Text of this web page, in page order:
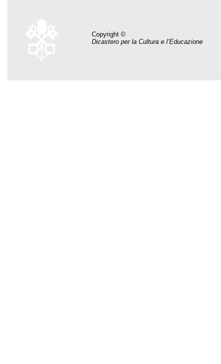
Copyright ©
Dicastero per la Cultura e l’Educazione